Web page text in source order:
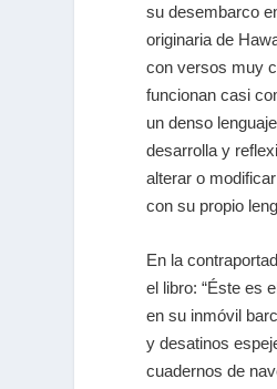
su desembarco
originaria de
con versos muy
funcionan casi
un denso
desarrolla y
alterar o
con su propio
En la
el libro: “Éste es
en su inmóvil
y desatinos
cuadernos de